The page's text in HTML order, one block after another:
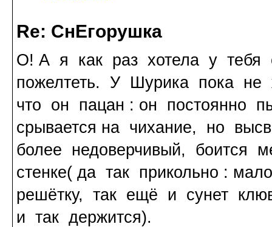
Re: СнЕгорушка
О! А я как раз хотела у тебя
пожелтеть. У Шурика пока
что он пацан : он постоянно
срывается на чихание, но
более недоверчивый, боится
стенке( да так прикольно :
решётку, так ещё и сунет
и так держится).